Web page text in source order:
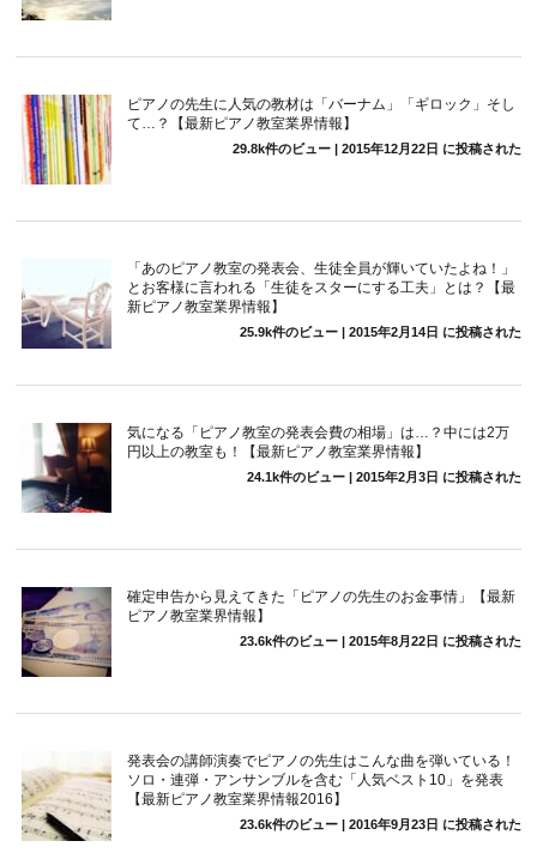
ピアノの先生に人気の教材は「バーナム」「ギロック」そし
て…？【最新ピアノ教室業界情報】
29.8k件のビュー| 2015年12月22日 に投稿された
「あのピアノ教室の発表会、生徒全員が輝いていたよね！」
とお客様に言われる「生徒をスターにする工夫」とは？【最
新ピアノ教室業界情報】
25.9k件のビュー| 2015年2月14日 に投稿された
気になる「ピアノ教室の発表会費の相場」は…？中には2万
円以上の教室も！【最新ピアノ教室業界情報】
24.1k件のビュー| 2015年2月3日 に投稿された
確定申告から見えてきた「ピアノの先生のお金事情」【最新
ピアノ教室業界情報】
23.6k件のビュー| 2015年8月22日 に投稿された
発表会の講師演奏でピアノの先生はこんな曲を弾いている！
ソロ・連弾・アンサンブルを含む「人気ベスト10」を発表
【最新ピアノ教室業界情報2016】
23.6k件のビュー| 2016年9月23日 に投稿された